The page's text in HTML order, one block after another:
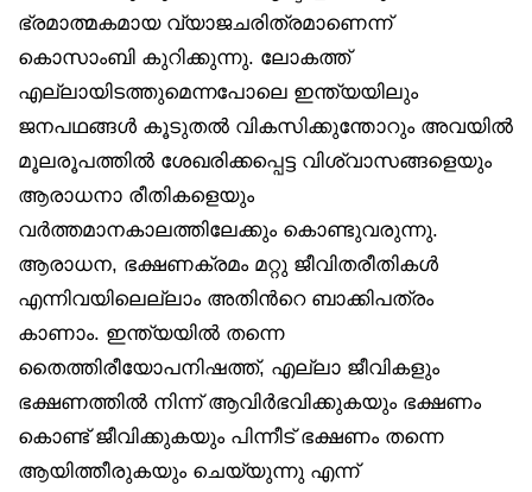
ഭ്രമാത്മകമായ വ്യാജചരിത്രമാണെന്ന്
കൊസാംബി കുറിക്കുന്നു. ലോകത്ത്
എല്ലായിടത്തുമെന്നപോലെ ഇന്ത്യയിലും
ജനപഥങ്ങൾ കൂടുതൽ വികസിക്കുന്തോറും അവയിൽ
മൂലരൂപത്തിൽ ശേഖരിക്കപ്പെട്ട വിശ്വാസങ്ങളെയും
ആരാധനാ രീതികളെയും
വർത്തമാനകാലത്തിലേക്കും കൊണ്ടുവരുന്നു.
ആരാധന, ഭക്ഷണക്രമം മറ്റു ജീവിതരീതികൾ
എന്നിവയിലെല്ലാം അതിൻറെ ബാക്കിപത്രം
കാണാം. ഇന്ത്യയിൽ തന്നെ
തൈത്തിരീയോപനിഷത്ത്, എല്ലാ ജീവികളും
ഭക്ഷണത്തിൽ നിന്ന് ആവിർഭവിക്കുകയും ഭക്ഷണം
കൊണ്ട് ജീവിക്കുകയും പിന്നീട് ഭക്ഷണം തന്നെ
ആയിത്തീരുകയും ചെയ്യുന്നു എന്ന്